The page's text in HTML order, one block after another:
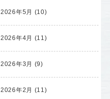
2026年5月 (10)
2026年4月 (11)
2026年3月 (9)
2026年2月 (11)